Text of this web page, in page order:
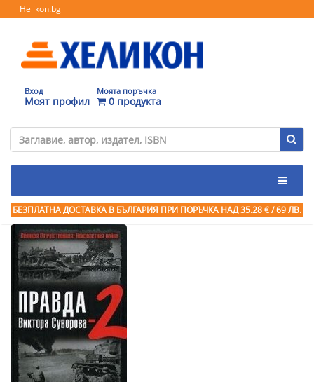
Helikon.bg
Вход
Моят профил
Моята поръчка
0 продукта
БЕЗПЛАТНА ДОСТАВКА В БЪЛГАРИЯ ПРИ ПОРЪЧКА НАД 35.28 € / 69 ЛВ.